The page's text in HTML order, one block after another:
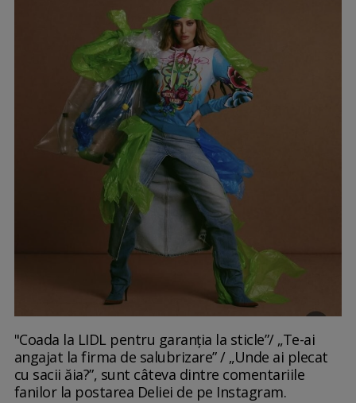
"Coada la LIDL pentru garanția la sticle”/ „Te-ai
angajat la firma de salubrizare” / „Unde ai plecat
cu sacii ăia?”, sunt câteva dintre comentariile
fanilor la postarea Deliei de pe Instagram.